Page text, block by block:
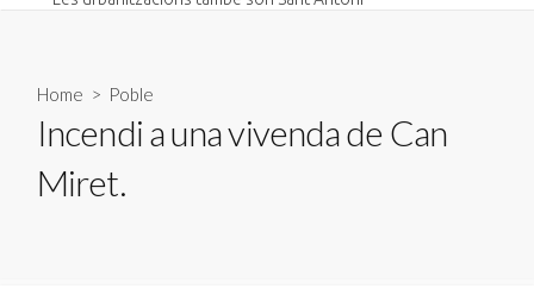
Home > Poble
Incendi a una vivenda de Can
Miret.